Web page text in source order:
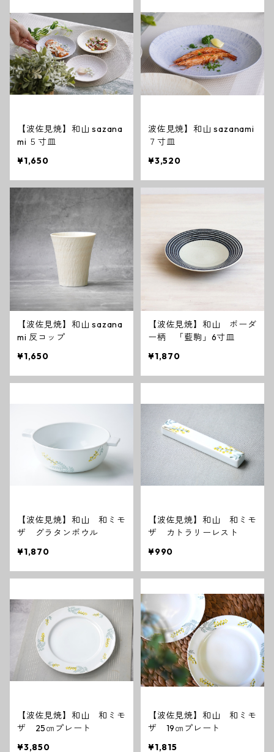
【波佐見焼】和山 sazana
mi ５寸皿
¥1,650
波佐見焼】和山 sazanami
７寸皿
¥3,520
【波佐見焼】和山 sazana
mi 反コップ
¥1,650
【波佐見焼】和山 ボーダ
ー柄 「藍駒」6寸皿
¥1,870
【波佐見焼】和山 和ミモ
ザ グラタンボウル
¥1,870
【波佐見焼】和山 和ミモ
ザ カトラリーレスト
¥990
【波佐見焼】和山 和ミモ
ザ 25㎝プレート
¥3,850
【波佐見焼】和山 和ミモ
ザ 19㎝プレート
¥1,815